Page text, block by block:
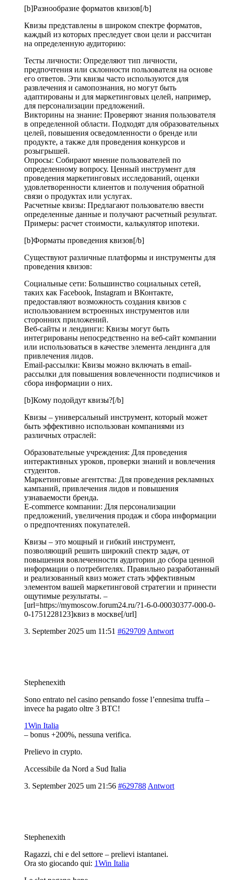
[b]Разнообразие форматов квизов[/b]
Квизы представлены в широком спектре форматов,
каждый из которых преследует свои цели и рассчитан
на определенную аудиторию:
Тесты личности: Определяют тип личности,
предпочтения или склонности пользователя на основе
его ответов. Эти квизы часто используются для
развлечения и самопознания, но могут быть
адаптированы и для маркетинговых целей, например,
для персонализации предложений.
Викторины на знание: Проверяют знания пользователя
в определенной области. Подходят для образовательных
целей, повышения осведомленности о бренде или
продукте, а также для проведения конкурсов и
розыгрышей.
Опросы: Собирают мнение пользователей по
определенному вопросу. Ценный инструмент для
проведения маркетинговых исследований, оценки
удовлетворенности клиентов и получения обратной
связи о продуктах или услугах.
Расчетные квизы: Предлагают пользователю ввести
определенные данные и получают расчетный результат.
Примеры: расчет стоимости, калькулятор ипотеки.
[b]Форматы проведения квизов[/b]
Существуют различные платформы и инструменты для
проведения квизов:
Социальные сети: Большинство социальных сетей,
таких как Facebook, Instagram и ВКонтакте,
предоставляют возможность создания квизов с
использованием встроенных инструментов или
сторонних приложений.
Веб-сайты и лендинги: Квизы могут быть
интегрированы непосредственно на веб-сайт компании
или использоваться в качестве элемента лендинга для
привлечения лидов.
Email-рассылки: Квизы можно включать в email-
рассылки для повышения вовлеченности подписчиков и
сбора информации о них.
[b]Кому подойдут квизы?[/b]
Квизы – универсальный инструмент, который может
быть эффективно использован компаниями из
различных отраслей:
Образовательные учреждения: Для проведения
интерактивных уроков, проверки знаний и вовлечения
студентов.
Маркетинговые агентства: Для проведения рекламных
кампаний, привлечения лидов и повышения
узнаваемости бренда.
E-commerce компании: Для персонализации
предложений, увеличения продаж и сбора информации
о предпочтениях покупателей.
Квизы – это мощный и гибкий инструмент,
позволяющий решить широкий спектр задач, от
повышения вовлеченности аудитории до сбора ценной
информации о потребителях. Правильно разработанный
и реализованный квиз может стать эффективным
элементом вашей маркетинговой стратегии и принести
ощутимые результаты. –
[url=https://mymoscow.forum24.ru/?1-6-0-00030377-000-0-
0-1751228123]квиз в москве[/url]
3. September 2025 um 11:51 #629709 Antwort
Stephenexith
Sono entrato nel casino pensando fosse l’ennesima truffa –
invece ha pagato oltre 3 BTC!
1Win Italia
– bonus +200%, nessuna verifica.
Prelievo in crypto.
Accessibile da Nord a Sud Italia
3. September 2025 um 21:56 #629788 Antwort
Stephenexith
Ragazzi, chi e del settore – prelievi istantanei.
Ora sto giocando qui: 1Win Italia